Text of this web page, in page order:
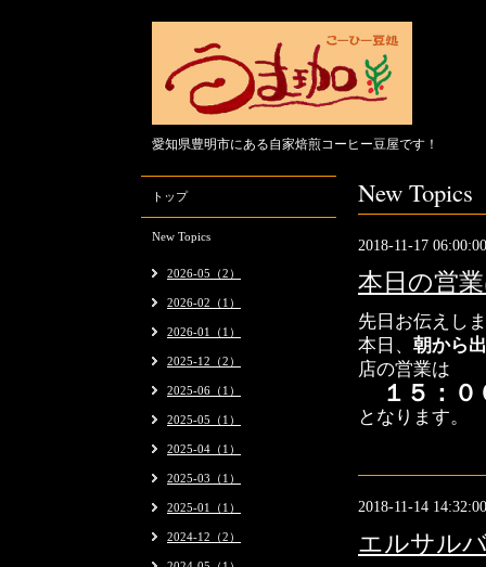
愛知県豊明市にある自家焙煎コーヒー豆屋です！
New Topics
2018-11-17 06:00:00
本日の営
先日お伝えし
本日、 朝から
店の営業は
１５：０
となります。
2018-11-14 14:32:00
エルサル
トップ
New Topics
2026-05（2）
2026-02（1）
2026-01（1）
2025-12（2）
2025-06（1）
2025-05（1）
2025-04（1）
2025-03（1）
2025-01（1）
2024-12（2）